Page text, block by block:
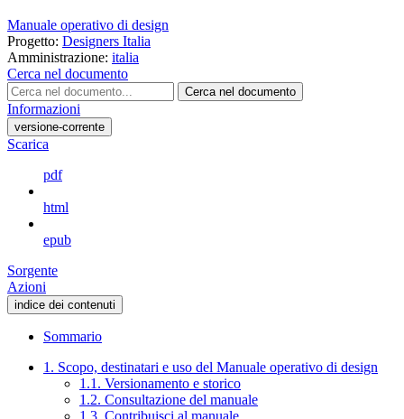
Manuale operativo di design
Progetto: Designers Italia
Amministrazione: italia
Cerca nel documento
Cerca nel documento
Informazioni
versione-corrente
Scarica
pdf
html
epub
Sorgente
Azioni
indice dei contenuti
Sommario
1. Scopo, destinatari e uso del Manuale operativo di design
1.1. Versionamento e storico
1.2. Consultazione del manuale
1.3. Contribuisci al manuale